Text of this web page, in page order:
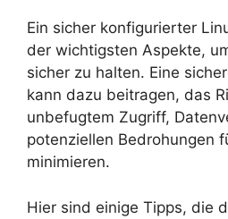
Ein sicher konfigurierter
der wichtigsten Aspekte,
sicher zu halten. Eine
kann dazu beitragen, das
unbefugtem Zugriff,
potenziellen Bedrohungen
minimieren.
Hier sind einige Tipps, die